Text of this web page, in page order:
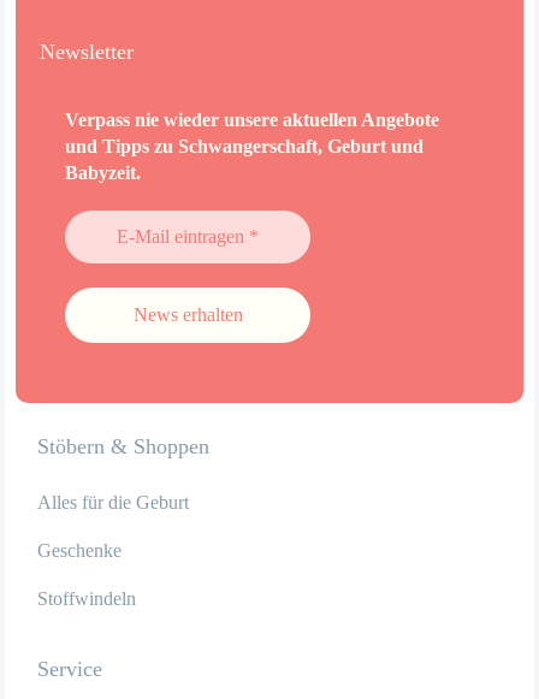
Newsletter
Verpass nie wieder unsere aktuellen Angebote
und Tipps zu Schwangerschaft, Geburt und
Babyzeit.
E-
Mail
*
Stöbern & Shoppen
Alles für die Geburt
Geschenke
Stoffwindeln
Service